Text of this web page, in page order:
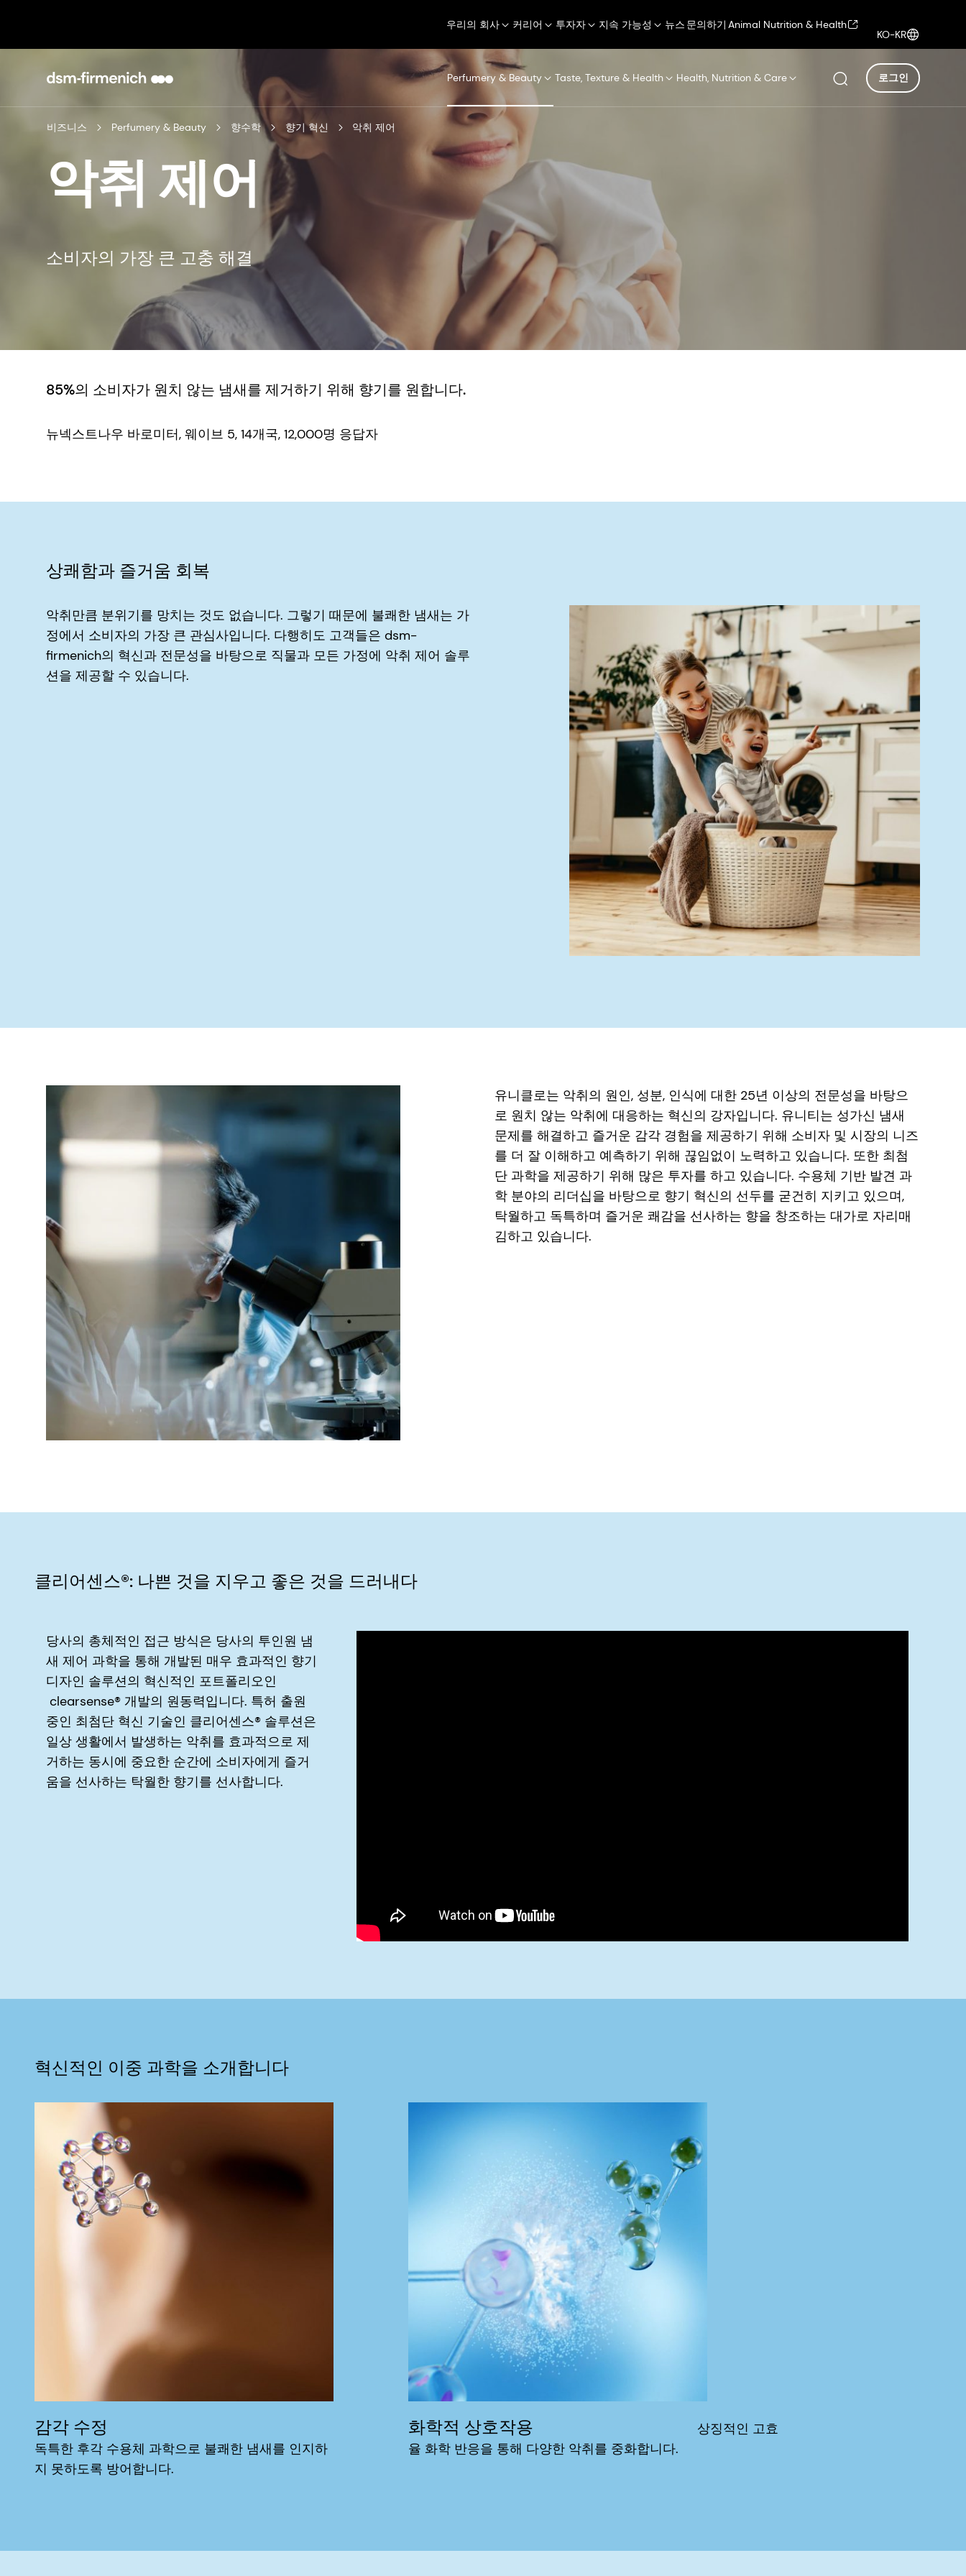
우리의 회사 커리어 투자자 지속 가능성 뉴스 문의하기 Animal Nutrition & Health
KO-KR
Perfumery & Beauty Taste, Texture & Health Health, Nutrition & Care 로그인
비즈니스 Perfumery & Beauty 향수학 향기 혁신 악취 제어
악취 제어
소비자의 가장 큰 고충 해결
85%의 소비자가 원치 않는 냄새를 제거하기 위해 향기를 원합니다.
뉴넥스트나우 바로미터, 웨이브 5, 14개국, 12,000명 응답자
상쾌함과 즐거움 회복
악취만큼 분위기를 망치는 것도 없습니다. 그렇기 때문에 불쾌한 냄새는 가
정에서 소비자의 가장 큰 관심사입니다. 다행히도 고객들은 dsm-
firmenich의 혁신과 전문성을 바탕으로 직물과 모든 가정에 악취 제어 솔루
션을 제공할 수 있습니다.
유니클로는 악취의 원인, 성분, 인식에 대한 25년 이상의 전문성을 바탕으
로 원치 않는 악취에 대응하는 혁신의 강자입니다. 유니티는 성가신 냄새
문제를 해결하고 즐거운 감각 경험을 제공하기 위해 소비자 및 시장의 니즈
를 더 잘 이해하고 예측하기 위해 끊임없이 노력하고 있습니다. 또한 최첨
단 과학을 제공하기 위해 많은 투자를 하고 있습니다. 수용체 기반 발견 과
학 분야의 리더십을 바탕으로 향기 혁신의 선두를 굳건히 지키고 있으며,
탁월하고 독특하며 즐거운 쾌감을 선사하는 향을 창조하는 대가로 자리매
김하고 있습니다.
클리어센스®: 나쁜 것을 지우고 좋은 것을 드러내다
당사의 총체적인 접근 방식은 당사의 투인원 냄
새 제어 과학을 통해 개발된 매우 효과적인 향기
디자인 솔루션의 혁신적인 포트폴리오인
clearsense® 개발의 원동력입니다. 특허 출원
중인 최첨단 혁신 기술인 클리어센스® 솔루션은
일상 생활에서 발생하는 악취를 효과적으로 제
거하는 동시에 중요한 순간에 소비자에게 즐거
움을 선사하는 탁월한 향기를 선사합니다.
혁신적인 이중 과학을 소개합니다
감각 수정
독특한 후각 수용체 과학으로 불쾌한 냄새를 인지하
지 못하도록 방어합니다.
화학적 상호작용
상징적인 고효
율 화학 반응을 통해 다양한 악취를 중화합니다.